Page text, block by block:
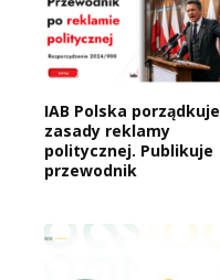
IAB Polska porządkuje
zasady reklamy
politycznej. Publikuje
przewodnik